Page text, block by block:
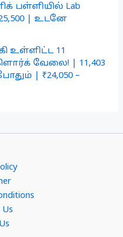
பள்ளியில் Lab
| உடனே
உள்ளிட்ட 11
வேலை! | 11,403
| ₹24,050 –